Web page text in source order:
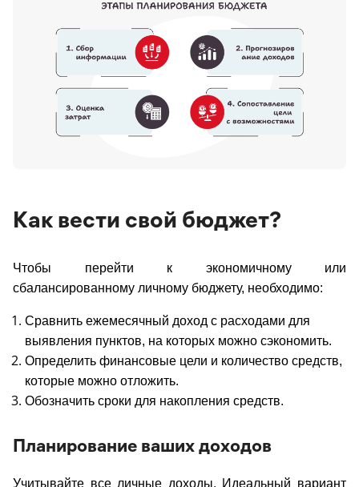
Как вести свой бюджет?
Чтобы перейти к экономичному или
сбалансированному личному бюджету, необходимо:
Сравнить ежемесячный доход с расходами для
выявления пунктов, на которых можно сэкономить.
Определить финансовые цели и количество средств,
которые можно отложить.
Обозначить сроки для накопления средств.
Планирование ваших доходов
Учитывайте все личные доходы. Идеальный вариант